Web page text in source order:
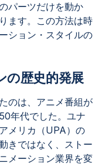
パーツだけを動か
ます。この方法は時
ション・スタイルの
の歴史的発展
のは、アニメ番組が
年代でした。ユナ
メリカ（UPA）の
きではなく、ストー
メーション業界を変